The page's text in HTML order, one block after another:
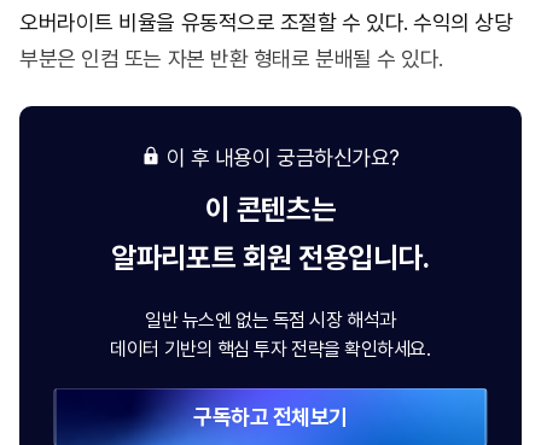
오버라이트 비율을 유동적으로 조절할 수 있다. 수익의 상당
부분은 인컴 또는 자본 반환 형태로 분배될 수 있다.
이 후 내용이 궁금하신가요?
이 콘텐츠는
알파리포트 회원 전용입니다.
일반 뉴스엔 없는 독점 시장 해석과
데이터 기반의 핵심 투자 전략을 확인하세요.
구독하고 전체보기